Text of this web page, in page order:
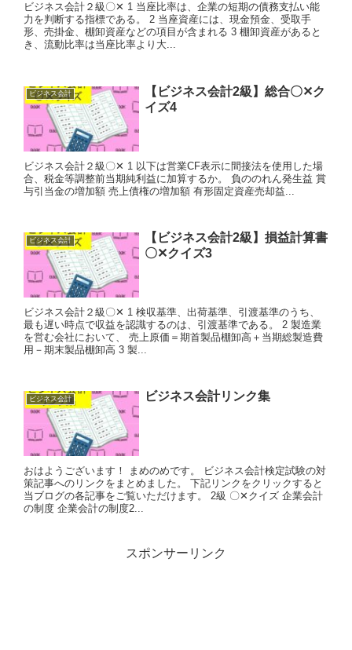
ビジネス会計２級〇✕ 1 当座比率は、企業の短期の債務支払い能
力を判断する指標である。 2 当座資産には、現金預金、受取手
形、売掛金、棚卸資産などの項目が含まれる 3 棚卸資産があると
き、流動比率は当座比率より大...
ビジネス会計
【ビジネス会計2級】総合〇✕ク
イズ4
ビジネス会計２級〇✕ 1 以下は営業CF表示に間接法を使用した場
合、税金等調整前当期純利益に加算するか。 負ののれん発生益 賞
与引当金の増加額 売上債権の増加額 有形固定資産売却益...
ビジネス会計
【ビジネス会計2級】損益計算書
〇✕クイズ3
ビジネス会計２級〇✕ 1 検収基準、出荷基準、引渡基準のうち、
最も遅い時点で収益を認識するのは、引渡基準である。 2 製造業
を営む会社において、 売上原価＝期首製品棚卸高＋当期総製造費
用－期末製品棚卸高 3 製...
ビジネス会計 ビジネス会計リンク集
おはようございます！ まめのめです。 ビジネス会計検定試験の対
策記事へのリンクをまとめました。 下記リンクをクリックすると
当ブログの各記事をご覧いただけます。 2級 〇✕クイズ 企業会計
の制度 企業会計の制度2...
スポンサーリンク